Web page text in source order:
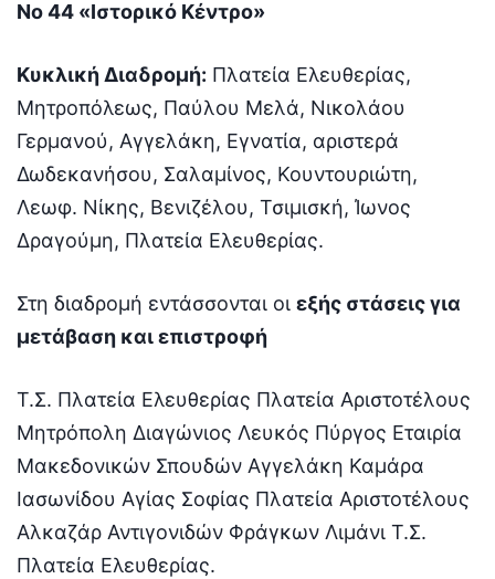
Νο 44 «Ιστορικό Κέντρο»
Κυκλική Διαδρομή: Πλατεία Ελευθερίας,
Μητροπόλεως, Παύλου Μελά, Νικολάου
Γερμανού, Αγγελάκη, Εγνατία, αριστερά
Δωδεκανήσου, Σαλαμίνος, Κουντουριώτη,
Λεωφ. Νίκης, Βενιζέλου, Τσιμισκή, Ίωνος
Δραγούμη, Πλατεία Ελευθερίας.
Στη διαδρομή εντάσσονται οι εξής στάσεις για
μετάβαση και επιστροφή
Τ.Σ. Πλατεία Ελευθερίας Πλατεία Αριστοτέλους
Μητρόπολη Διαγώνιος Λευκός Πύργος Εταιρία
Μακεδονικών Σπουδών Αγγελάκη Καμάρα
Ιασωνίδου Αγίας Σοφίας Πλατεία Αριστοτέλους
Αλκαζάρ Αντιγονιδών Φράγκων Λιμάνι Τ.Σ.
Πλατεία Ελευθερίας.